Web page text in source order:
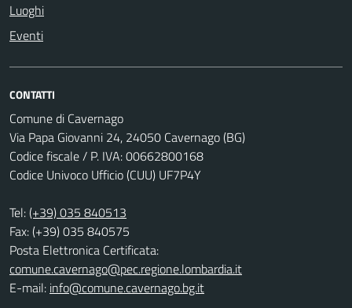
Luoghi
Eventi
CONTATTI
Comune di Cavernago
Via Papa Giovanni 24, 24050 Cavernago (BG)
Codice fiscale / P. IVA: 00662800168
Codice Univoco Ufficio (CUU) UF7P4Y
Tel:(+39) 035 840513
Fax: (+39) 035 840575
Posta Elettronica Certificata:
comune.cavernago@pec.regione.lombardia.it
E-mail: info@comune.cavernago.bg.it